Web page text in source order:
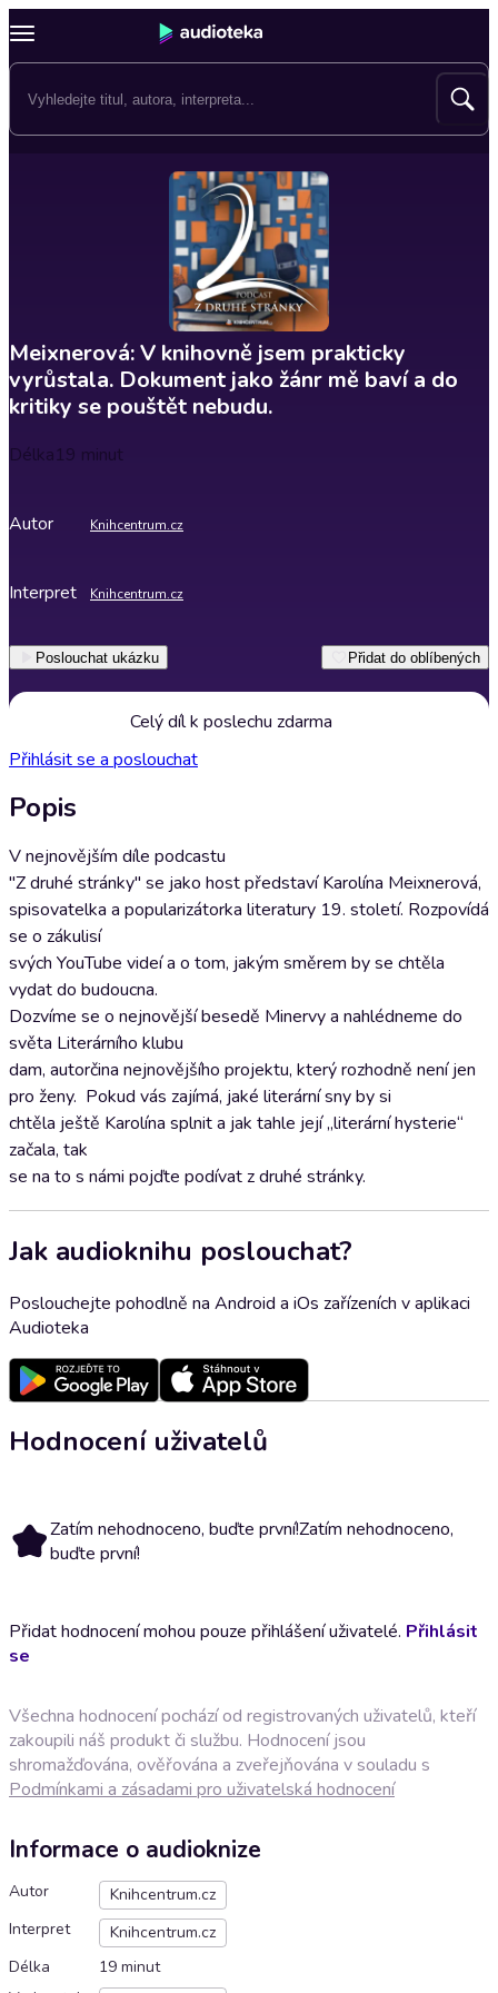
Meixnerová: V knihovně jsem prakticky
vyrůstala. Dokument jako žánr mě baví a do
kritiky se pouštět nebudu.
Délka19 minut
Autor Knihcentrum.cz
Interpret Knihcentrum.cz
Poslouchat ukázku Přidat do oblíbených
Celý díl k poslechu zdarma
Přihlásit se a poslouchat
Popis
V nejnovějším díle podcastu
"Z druhé stránky" se jako host představí Karolína Meixnerová,
spisovatelka a popularizátorka literatury 19. století. Rozpovídá
se o zákulisí
svých YouTube videí a o tom, jakým směrem by se chtěla
vydat do budoucna.
Dozvíme se o nejnovější besedě Minervy a nahlédneme do
světa Literárního klubu
dam, autorčina nejnovějšího projektu, který rozhodně není jen
pro ženy. Pokud vás zajímá, jaké literární sny by si
chtěla ještě Karolína splnit a jak tahle její „literární hysterie“
začala, tak
se na to s námi pojďte podívat z druhé stránky.
Jak audioknihu poslouchat?
Poslouchejte pohodlně na Android a iOs zařízeních v aplikaci
Audioteka
Hodnocení uživatelů
Zatím nehodnoceno, buďte první!Zatím nehodnoceno,
buďte první!
Přidat hodnocení mohou pouze přihlášení uživatelé. Přihlásit
se
Všechna hodnocení pochází od registrovaných uživatelů, kteří
zakoupili náš produkt či službu. Hodnocení jsou
shromažďována, ověřována a zveřejňována v souladu s
Podmínkami a zásadami pro uživatelská hodnocení
Informace o audioknize
Autor
Knihcentrum.cz
Interpret
Knihcentrum.cz
Délka
19 minut